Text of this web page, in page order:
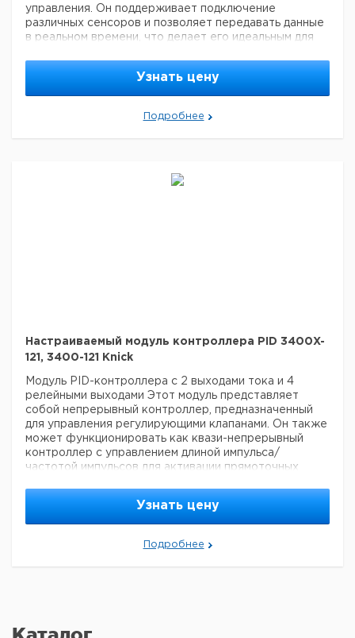
управления. Он поддерживает подключение
различных сенсоров и позволяет передавать данные
в реальном времени, что делает его идеальным для
процессах. Модуль обеспечивает простоту
установки и настройки, а также высокую
устойчивость к внешним воздействиям, что
промышленных условиях.
Узнать цену
Подробнее
Настраиваемый модуль контроллера PID 3400X-
121, 3400-121 Knick
Модуль PID-контроллера с 2 выходами тока и 4
релейными выходами Этот модуль представляет
собой непрерывный контроллер, предназначенный
для управления регулирующими клапанами. Он также
может функционировать как квази-непрерывный
контроллер с управлением длиной импульса/
частотой импульсов для активации прямоточных
2 свободных лимитных контакта, которые можно
использовать, например, для 3-точечного управления
вторичными процессами управления. Этот модуль
обеспечивает высокую точность и надежность в
делает его идеальным выбором для различных
Защита от
Узнать цену
Подробнее